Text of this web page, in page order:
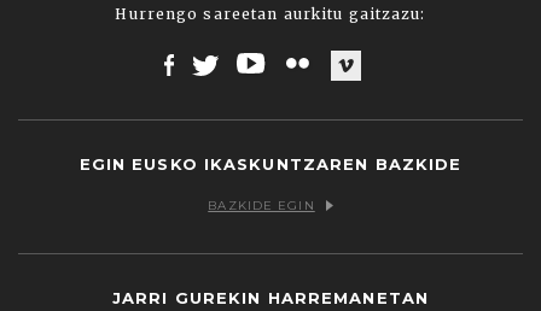
Hurrengo sareetan aurkitu gaitzazu:
EGIN EUSKO IKASKUNTZAREN BAZKIDE
BAZKIDE EGIN
JARRI GUREKIN HARREMANETAN